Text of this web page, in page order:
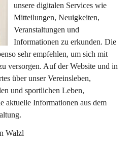
unsere digitalen Services wie
Mitteilungen, Neuigkeiten,
Veranstaltungen und
Informationen zu erkunden. Die
sehr empfehlen, um sich mit
versorgen. Auf der Website und in
über unser Vereinsleben,
und sportlichen Leben,
aktuelle Informationen aus dem
Walzl